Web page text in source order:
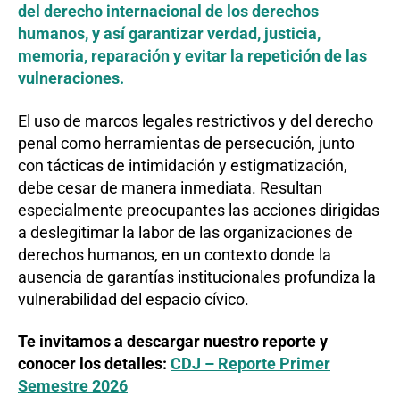
del derecho internacional de los derechos
humanos, y así garantizar verdad, justicia,
memoria, reparación y evitar la repetición de las
vulneraciones.
El uso de marcos legales restrictivos y del derecho
penal como herramientas de persecución, junto
con tácticas de intimidación y estigmatización,
debe cesar de manera inmediata. Resultan
especialmente preocupantes las acciones dirigidas
a deslegitimar la labor de las organizaciones de
derechos humanos, en un contexto donde la
ausencia de garantías institucionales profundiza la
vulnerabilidad del espacio cívico.
Te invitamos a descargar nuestro reporte y
conocer los detalles: CDJ – Reporte Primer
Semestre 2026